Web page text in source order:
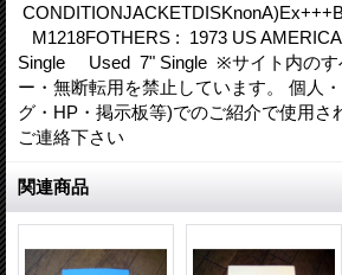
M1218FOTHERS : 1973 US
Single Used 7" Single ※サイト内のす
ー・無断転用を禁止しています。 個人
グ・HP・掲示板等)でのご紹介で使用さ
ご連絡下さい
関連商品